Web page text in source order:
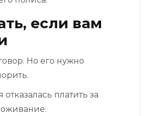
если вам
Но его нужно
платить за